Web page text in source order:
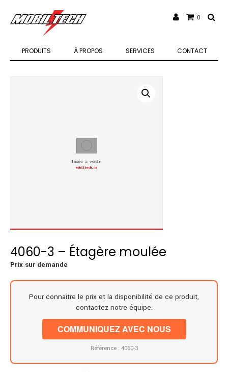
PRODUITS À PROPOS SERVICES CONTACT
0
4060-3 – Étagère moulée
Prix sur demande
Pour connaître le prix et la disponibilité de ce produit,
contactez notre équipe.
COMMUNIQUEZ AVEC NOUS
Référence : 4060-3